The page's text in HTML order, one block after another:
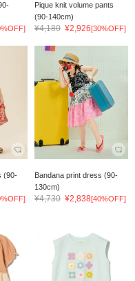
Pique knit volume pants
(90-140cm)
¥4,180 ¥2,926[30%OFF]
(90-
Bandana print dress (90-
130cm)
¥4,730 ¥2,838[40%OFF]